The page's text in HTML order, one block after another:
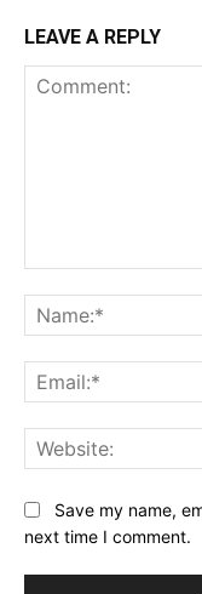
LEAVE A REPLY
Save my name,
next time I comment.